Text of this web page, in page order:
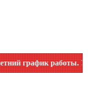
работы.